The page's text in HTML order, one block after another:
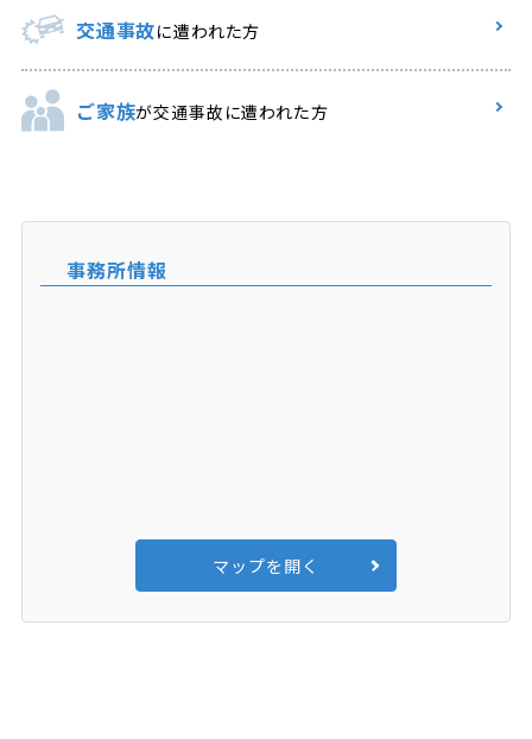
交通事故に遭われた方
ご家族が交通事故に遭われた方
事務所情報
マップを開く